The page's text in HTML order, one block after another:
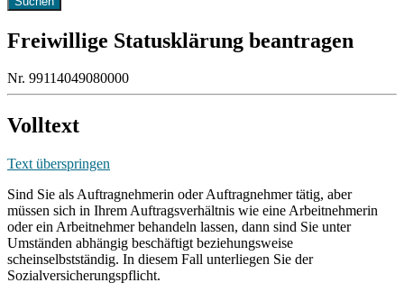
Freiwillige Statusklärung beantragen
Nr. 99114049080000
Volltext
Text überspringen
Sind Sie als Auftragnehmerin oder Auftragnehmer tätig, aber
müssen sich in Ihrem Auftragsverhältnis wie eine Arbeitnehmerin
oder ein Arbeitnehmer behandeln lassen, dann sind Sie unter
Umständen abhängig beschäftigt beziehungsweise
scheinselbstständig. In diesem Fall unterliegen Sie der
Sozialversicherungspflicht.